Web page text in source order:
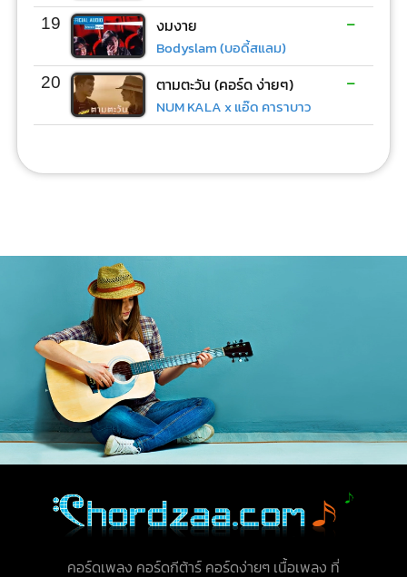
19 งมงาย
Bodyslam (บอดี้สแลม)
-
20 ตามตะวัน (คอร์ด ง่ายๆ)
NUM KALA x แอ๊ด คาราบาว
-
คอร์ดเพลง คอร์ดกีต้าร์ คอร์ดง่ายๆ เนื้อเพลง ที่